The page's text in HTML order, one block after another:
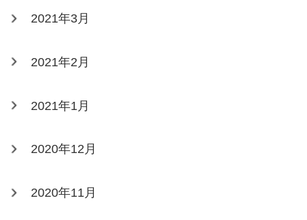
2021年3月
2021年2月
2021年1月
2020年12月
2020年11月